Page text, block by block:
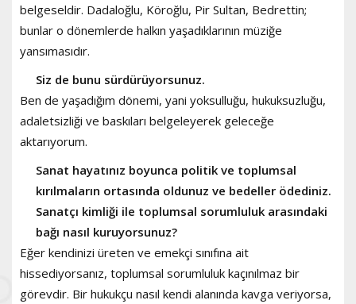
belgeseldir. Dadaloğlu, Köroğlu, Pir Sultan, Bedrettin;
bunlar o dönemlerde halkın yaşadıklarının müziğe
yansımasıdır.
Siz de bunu sürdürüyorsunuz.
Ben de yaşadığım dönemi, yani yoksulluğu, hukuksuzluğu,
adaletsizliği ve baskıları belgeleyerek geleceğe
aktarıyorum.
Sanat hayatınız boyunca politik ve toplumsal
kırılmaların ortasında oldunuz ve bedeller ödediniz.
Sanatçı kimliği ile toplumsal sorumluluk arasındaki
bağı nasıl kuruyorsunuz?
Eğer kendinizi üreten ve emekçi sınıfına ait
hissediyorsanız, toplumsal sorumluluk kaçınılmaz bir
görevdir. Bir hukukçu nasıl kendi alanında kavga veriyorsa,